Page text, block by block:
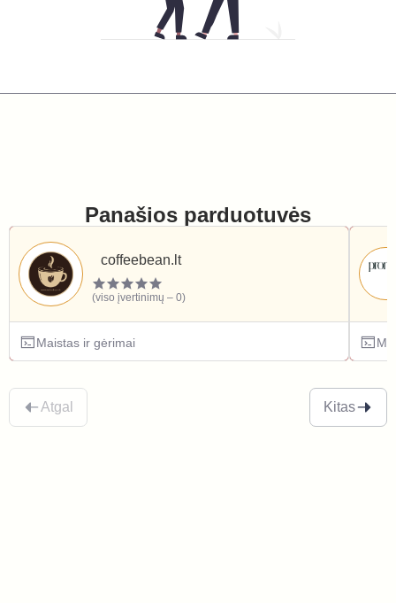
Panašios parduotuvės
coffeebean.lt
(viso įvertinimų – 0)
Maistas ir gėrimai
Atgal Kitas